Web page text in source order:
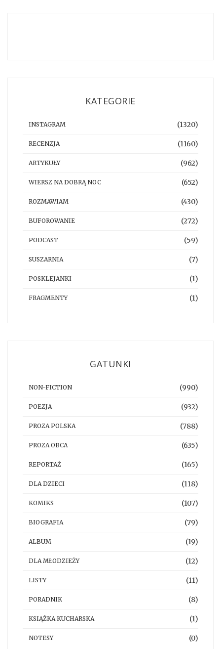
KATEGORIE
INSTAGRAM (1320)
RECENZJA (1160)
ARTYKUŁY (962)
WIERSZ NA DOBRĄ NOC (652)
ROZMAWIAM (430)
BUFOROWANIE (272)
PODCAST (59)
SUSZARNIA (7)
POSKLEJANKI (1)
FRAGMENTY (1)
GATUNKI
NON-FICTION (990)
POEZJA (932)
PROZA POLSKA (788)
PROZA OBCA (635)
REPORTAŻ (165)
DLA DZIECI (118)
KOMIKS (107)
BIOGRAFIA (79)
ALBUM (19)
DLA MŁODZIEŻY (12)
LISTY (11)
PORADNIK (8)
KSIĄŻKA KUCHARSKA (1)
NOTESY (0)